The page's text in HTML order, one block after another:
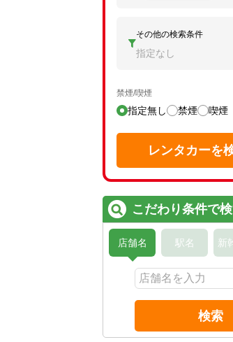
その他の検索条件
指定なし
禁煙/喫煙
指定無し 禁煙 喫煙
レンタカーを
こだわり条件で
店舗名 駅名 新
検索